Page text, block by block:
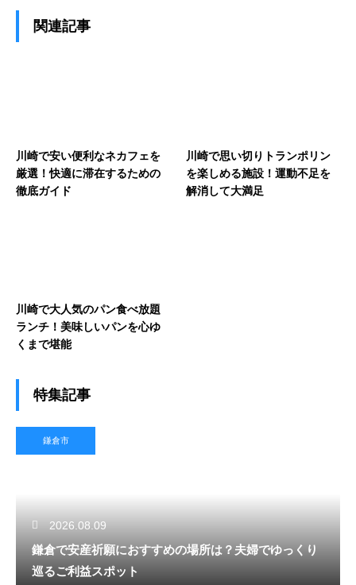
関連記事
川崎で安い便利なネカフェを
厳選！快適に滞在するための
徹底ガイド
川崎で思い切りトランポリン
を楽しめる施設！運動不足を
解消して大満足
川崎で大人気のパン食べ放題
ランチ！美味しいパンを心ゆ
くまで堪能
特集記事
鎌倉市
2026.08.09
鎌倉で安産祈願におすすめの場所は？夫婦でゆっくり
巡るご利益スポット